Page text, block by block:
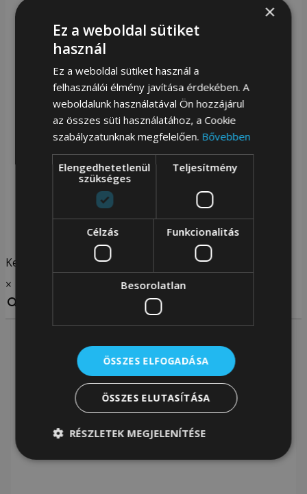
PÉNZTÁRCA
Női pénztárca
Férfi pénztárca
KIEGÉSZÍTŐK
Kerékpár táska
Kulcstartó
Ruházati kiegészítők
AKCIÓS TERMÉKEK
Keresés...
×
×
Ez a weboldal sütiket
használ
Ez a weboldal sütiket használ a
felhasználói élmény javítása érdekében. A
weboldalunk használatával Ön hozzájárul
az összes süti használatához, a Cookie
szabályzatunknak megfelelően. Bővebben
Elengedhetetlenül
szükséges
Teljesítmény
Célzás Funkcionalitás
Besorolatlan
ÖSSZES ELFOGADÁSA
ÖSSZES ELUTASÍTÁSA
RÉSZLETEK MEGJELENÍTÉSE